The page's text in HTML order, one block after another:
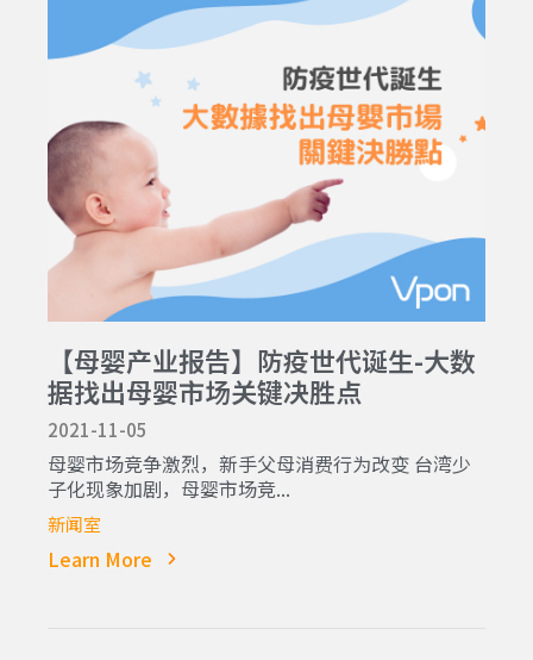
【母婴产业报告】防疫世代诞生-大数
据找出母婴市场关键决胜点
2021-11-05
母婴市场竞争激烈，新手父母消费行为改变 台湾少
子化现象加剧，母婴市场竞...
新闻室
Learn More